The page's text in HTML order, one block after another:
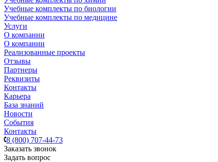
Учебные комплекты по биологии
Учебные комплекты по медицине
Услуги
О компании
О компании
Реализованные проекты
Отзывы
Партнеры
Реквизиты
Контакты
Карьера
База знаний
Новости
События
Контакты
8 (800) 707-44-73
Заказать звонок
Задать вопрос